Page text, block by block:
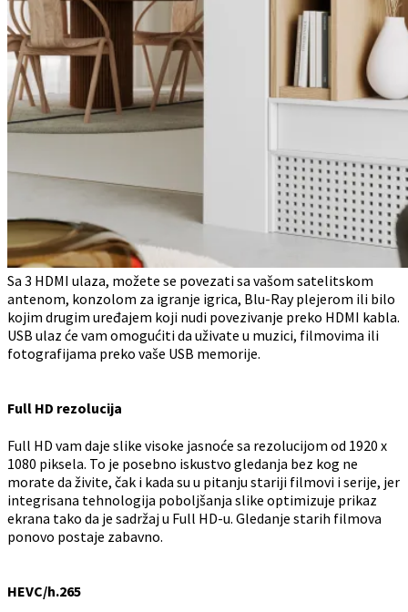
Sa 3 HDMI ulaza, možete se povezati sa vašom satelitskom
antenom, konzolom za igranje igrica, Blu-Ray plejerom ili bilo
kojim drugim uređajem koji nudi povezivanje preko HDMI kabla.
USB ulaz će vam omogućiti da uživate u muzici, filmovima ili
fotografijama preko vaše USB memorije.
Full HD rezolucija
Full HD vam daje slike visoke jasnoće sa rezolucijom od 1920 x
1080 piksela. To je posebno iskustvo gledanja bez kog ne
morate da živite, čak i kada su u pitanju stariji filmovi i serije, jer
integrisana tehnologija poboljšanja slike optimizuje prikaz
ekrana tako da je sadržaj u Full HD-u. Gledanje starih filmova
ponovo postaje zabavno.
HEVC/h.265